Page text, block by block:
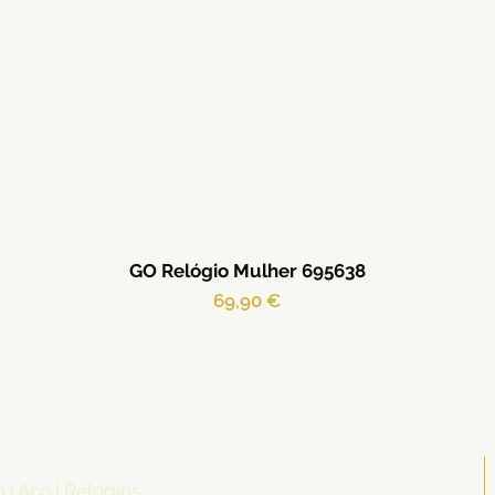
GO Relógio Mulher 695638
Preço
69,90 €
| Aço | Relógios